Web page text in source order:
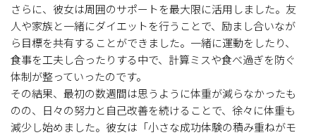
さらに、彼女は周囲のサポートを最大限に活用しました。友
人や家族と一緒にダイエットを行うことで、励まし合いなが
ら目標を共有することができました。一緒に運動をしたり、
食事を工夫し合ったりする中で、計算ミスや食べ過ぎを防ぐ
体制が整っていったのです。
その結果、最初の数週間は思うように体重が減らなかったも
のの、日々の努力と自己改善を続けることで、徐々に体重も
減少し始めました。彼女は「小さな成功体験の積み重ねがモ